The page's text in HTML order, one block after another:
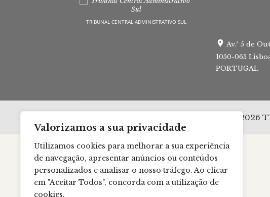
Valorizamos a sua privacidade
Utilizamos cookies para melhorar a sua experiência
de navegação, apresentar anúncios ou conteúdos
personalizados e analisar o nosso tráfego. Ao clicar
em "Aceitar Todos", concorda com a utilização de
cookies.
TRIBUNAL CENTRAL ADMINISTRATIVO SUL
Av.ª 5 de
1050-065
PORTUGAL
© 2026